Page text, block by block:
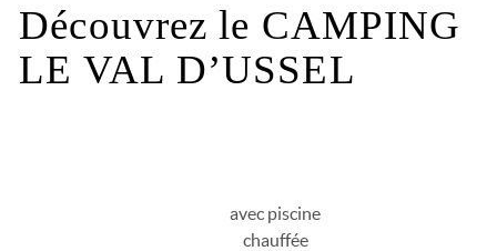
Découvrez le CAMPING
LE VAL D’USSEL
avec piscine
chauffée